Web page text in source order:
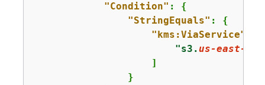
"Condition" : {
"StringEquals" : {
"kms:ViaService"
"s3.us-east-1
                    ]
                }